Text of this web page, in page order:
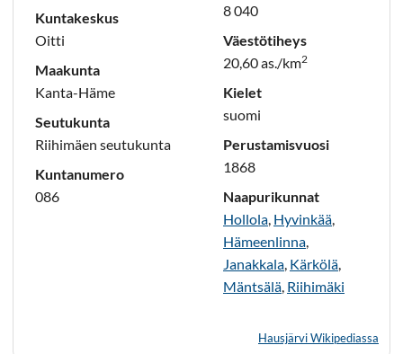
Kuntakeskus
Oitti
Maakunta
Kanta-Häme
Seutukunta
Riihimäen seutukunta
Kuntanumero
086
8 040
Väestötiheys
20,60 as./km2
Kielet
suomi
Perustamisvuosi
1868
Naapurikunnat
Hollola Hyvinkää
Hämeenlinna
Janakkala Kärkölä
Mäntsälä Riihimäki
Hausjärvi Wikipediassa